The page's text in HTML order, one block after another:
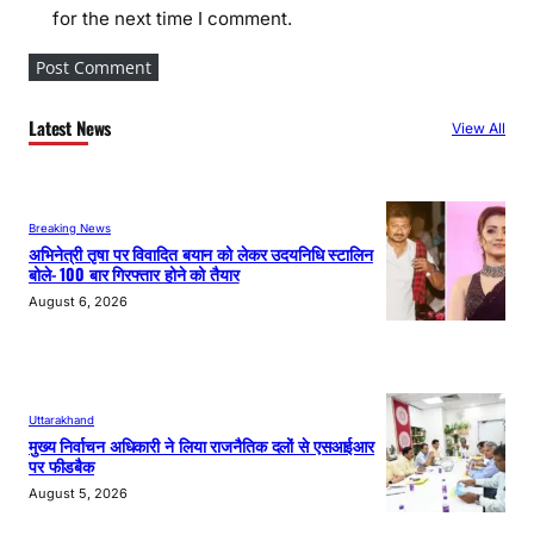
for the next time I comment.
Latest News View All
Breaking News
अभिनेत्री तृषा पर विवादित बयान को लेकर उदयनिधि स्टालिन
बोले- 100 बार गिरफ्तार होने को तैयार
August 6, 2026
Uttarakhand
मुख्य निर्वाचन अधिकारी ने लिया राजनैतिक दलों से एसआईआर
पर फीडबैक
August 5, 2026